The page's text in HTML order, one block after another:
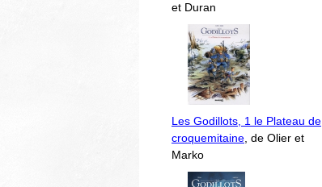
et Duran
Les Godillots, 1 le Plateau de
croquemitaine , de Olier et
Marko